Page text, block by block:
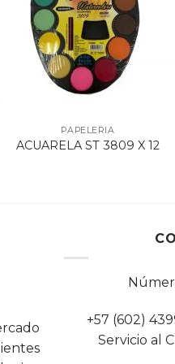
PAPELERIA
ACUARELA ST 3809 X 12
+57 (602)
Servicio al